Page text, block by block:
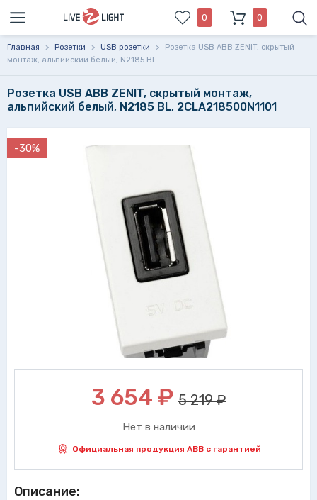
0 0
Главная > Розетки > USB розетки >
Розетка USB ABB ZENIT, скрытый
монтаж, альпийский белый, N2185 BL
Розетка USB ABB ZENIT, скрытый монтаж,
альпийский белый, N2185 BL, 2CLA218500N1101
-30%
3 654 ₽ 5 219 ₽
Нет в наличии
Официальная продукция ABB с гарантией
Описание: